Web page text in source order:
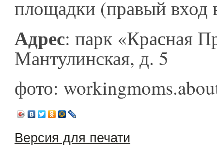
площадки (правый вход
Адрес: парк «Красная
Мантулинская, д. 5
фото:
Версия для печати